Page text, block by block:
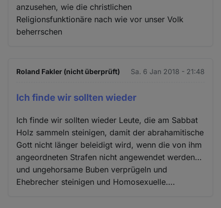
anzusehen, wie die christlichen
Religionsfunktionäre nach wie vor unser Volk
beherrschen
Roland Fakler (nicht überprüft) Sa. 6 Jan 2018 - 21:48
Ich finde wir sollten wieder
Ich finde wir sollten wieder Leute, die am Sabbat
Holz sammeln steinigen, damit der abrahamitische
Gott nicht länger beleidigt wird, wenn die von ihm
angeordneten Strafen nicht angewendet werden…
und ungehorsame Buben verprügeln und
Ehebrecher steinigen und Homosexuelle….